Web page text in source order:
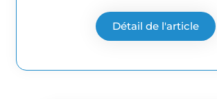
Détail de l'article